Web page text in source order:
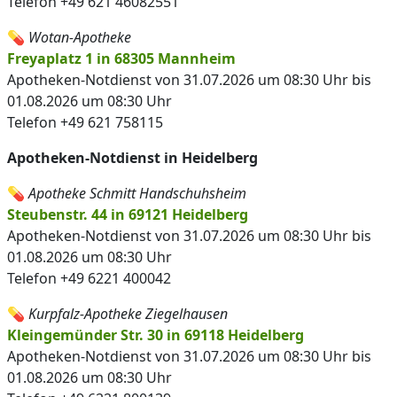
💊 Wotan-Apotheke
Freyaplatz 1 in 68305 Mannheim
Apotheken-Notdienst von 31.07.2026 um 08:30 Uhr bis
01.08.2026 um 08:30 Uhr
Telefon +49 621 758115
Apotheken-Notdienst in Heidelberg
💊Apotheke Schmitt Handschuhsheim
Steubenstr. 44 in 69121 Heidelberg
Apotheken-Notdienst von 31.07.2026 um 08:30 Uhr bis
01.08.2026 um 08:30 Uhr
Telefon +49 6221 400042
💊 Kurpfalz-Apotheke Ziegelhausen
Kleingemünder Str. 30 in 69118 Heidelberg
Apotheken-Notdienst von 31.07.2026 um 08:30 Uhr bis
01.08.2026 um 08:30 Uhr